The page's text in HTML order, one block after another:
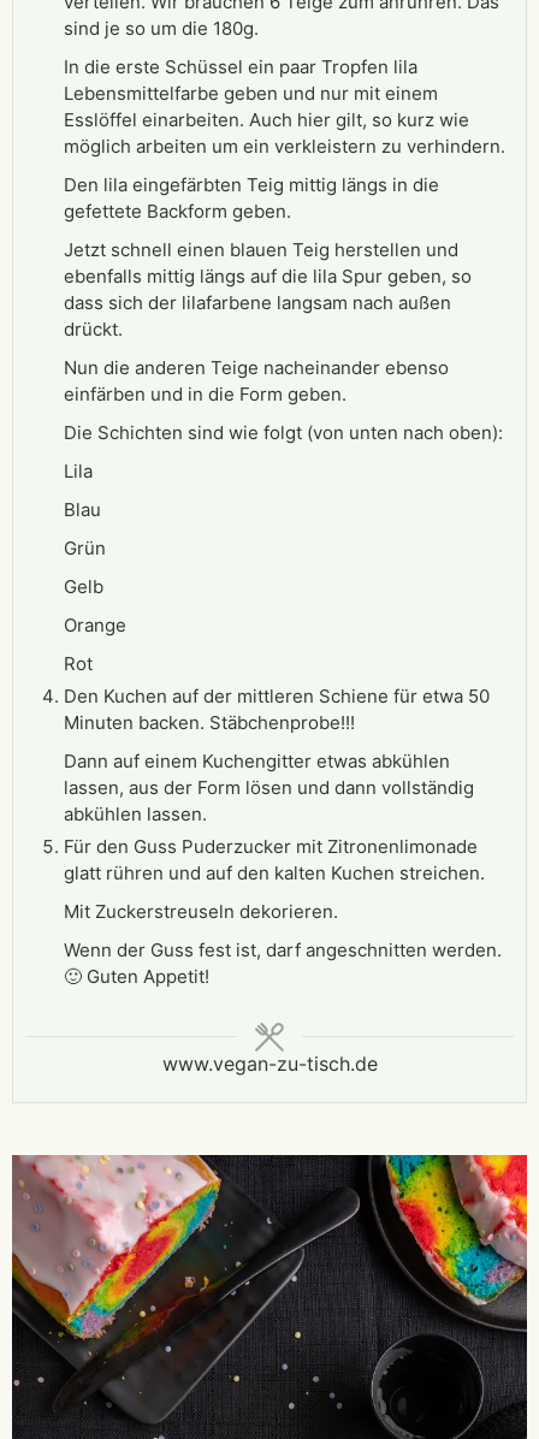
sind je so um die 180g.
In die erste Schüssel ein paar Tropfen lila
Lebensmittelfarbe geben und nur mit einem
Esslöffel einarbeiten. Auch hier gilt, so kurz wie
möglich arbeiten um ein verkleistern zu verhindern.
Den lila eingefärbten Teig mittig längs in die
gefettete Backform geben.
Jetzt schnell einen blauen Teig herstellen und
ebenfalls mittig längs auf die lila Spur geben, so
dass sich der lilafarbene langsam nach außen
drückt.
Nun die anderen Teige nacheinander ebenso
einfärben und in die Form geben.
Die Schichten sind wie folgt (von unten nach oben):
Lila
Blau
Grün
Gelb
Orange
Rot
Den Kuchen auf der mittleren Schiene für etwa 50
Minuten backen. Stäbchenprobe!!!
Dann auf einem Kuchengitter etwas abkühlen
lassen, aus der Form lösen und dann vollständig
abkühlen lassen.
Für den Guss Puderzucker mit Zitronenlimonade
glatt rühren und auf den kalten Kuchen streichen.
Mit Zuckerstreuseln dekorieren.
Wenn der Guss fest ist, darf angeschnitten werden.
🙂 Guten Appetit!
www.vegan-zu-tisch.de